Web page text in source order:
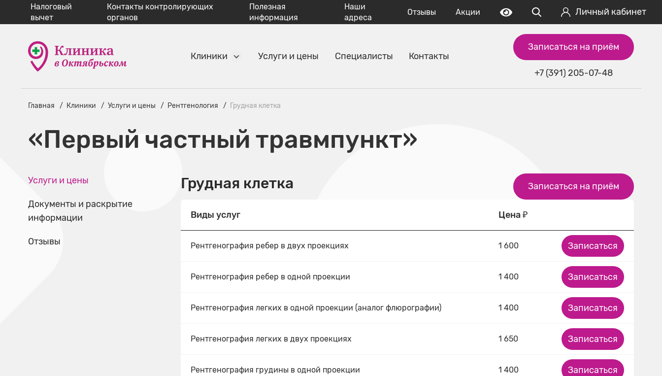
Налоговый
вычет
Контакты контролирующих
органов
Полезная
информация
Наши
адреса
Отзывы Акции Личный кабинет
Клиники Услуги и цены Специалисты
Контакты
+7 (391) 205-07-48
Записаться на приём
Главная Клиники Услуги и цены Рентгенология Грудная клетка
«Первый частный травмпункт»
Услуги и цены
Документы и раскрытие
информации
Отзывы
Грудная клетка Записаться на приём
Виды услуг Цена ₽
Рентгенография ребер в двух проекциях 1 600 Записаться
Рентгенография ребер в одной проекции 1 400 Записаться
Рентгенография легких в одной проекции (аналог флюрографии) 1 400 Записаться
Рентгенография легких в двух проекциях 1 650 Записаться
Рентгенография грудины в одной проекции 1 400 Записаться